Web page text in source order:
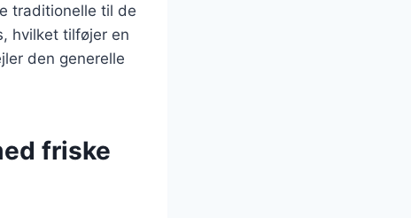
traditionelle til de
hvilket tilføjer en
den generelle
friske